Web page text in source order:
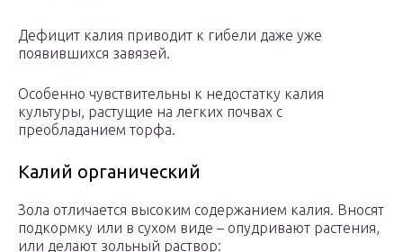
Дефицит калия приводит к гибели даже уже
появившихся завязей.
Особенно чувствительны к недостатку калия
культуры, растущие на легких почвах с
преобладанием торфа.
Калий органический
Зола отличается высоким содержанием калия. Вносят
подкормку или в сухом виде – опудривают растения,
или делают зольный раствор: